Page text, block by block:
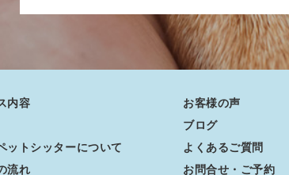
内容
ットシッターについて
流れ
お客様の声
ブログ
よくあるご質問
お問合せ・ご予約